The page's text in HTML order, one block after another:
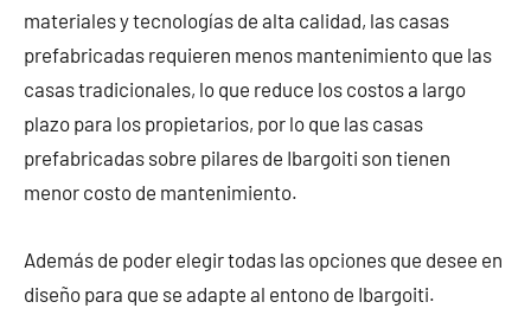
materiales y tecnologías de alta calidad, las casas
prefabricadas requieren menos mantenimiento que las
casas tradicionales, lo que reduce los costos a largo
plazo para los propietarios, por lo que las casas
prefabricadas sobre pilares de Ibargoiti son tienen
menor costo de mantenimiento.
Además de poder elegir todas las opciones que desee en
diseño para que se adapte al entono de Ibargoiti.